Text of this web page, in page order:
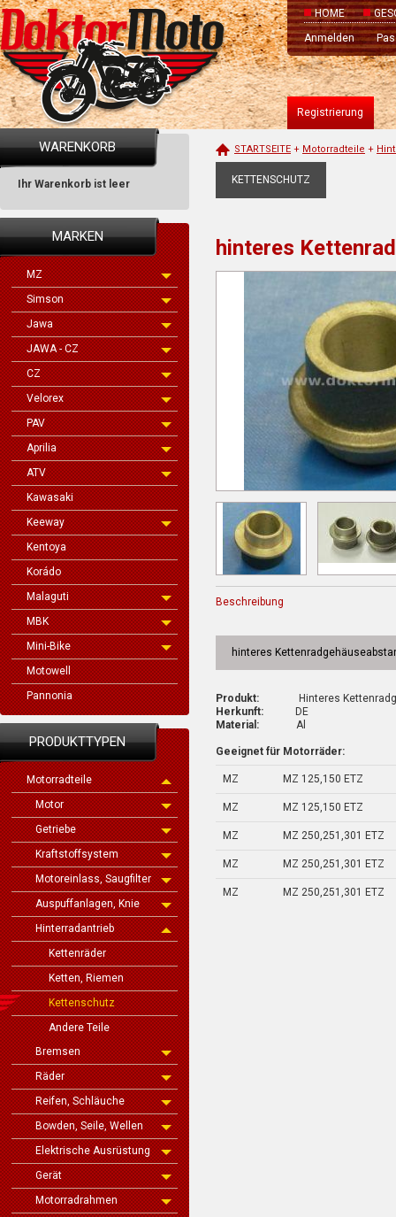
HOME
Anmelden
Registrierung
WARENKORB
Ihr Warenkorb ist leer
MARKEN
MZ
Simson
Jawa
JAWA - CZ
CZ
Velorex
PAV
Aprilia
ATV
Kawasaki
Keeway
Kentoya
Korádo
Malaguti
MBK
Mini-Bike
Motowell
Pannonia
PRODUKTTYPEN
Motorradteile
Motor
Getriebe
Kraftstoffsystem
Motoreinlass, Saugfilter
Auspuffanlagen, Knie
Hinterradantrieb
Kettenräder
Ketten, Riemen
Kettenschutz
Andere Teile
Bremsen
Räder
Reifen, Schläuche
Bowden, Seile, Wellen
Elektrische Ausrüstung
Gerät
Motorradrahmen
STARTSEITE + Motorradteile +
KETTENSCHUTZ
hinteres
Beschreibung
hinteres
Produkt: Hinteres
Herkunft: DE
Material: Al
Geeignet für Motorräder:
MZ MZ 125,150 ETZ
MZ MZ 125,150 ETZ
MZ MZ 250,251,301 ETZ
MZ MZ 250,251,301 ETZ
MZ MZ 250,251,301 ETZ